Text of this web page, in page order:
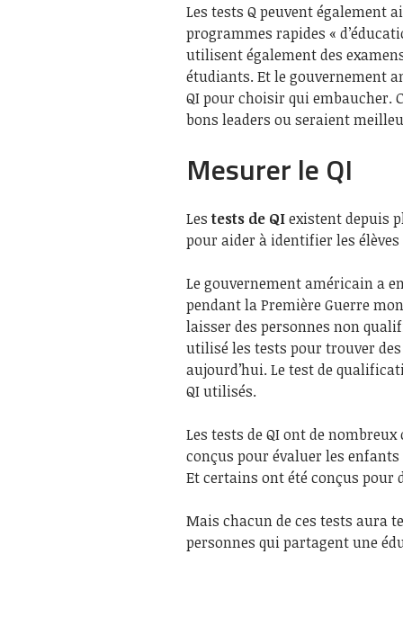
Les tests Q peuvent également
programmes rapides «
utilisent également des
étudiants. Et le gouvernement
QI pour choisir qui embaucher.
bons leaders ou seraient
Mesurer le QI
Lestests de QIexistent depuis
pour aider à identifier les élèves
Le gouvernement américain a
pendant la Première Guerre
laisser des personnes non
utilisé les tests pour trouver
aujourd’hui. Le test de
QI utilisés.
Les tests de QI ont de
conçus pour évaluer les
Et certains ont été conçus pour
Mais chacun de ces tests aura
personnes qui partagent une